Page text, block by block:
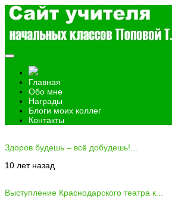
Главная
Обо мне
Награды
Блоги моих коллег
Контакты
Здоров будешь – всё добудешь!...
10 лет назад
Выступление Краснодарского театра к...